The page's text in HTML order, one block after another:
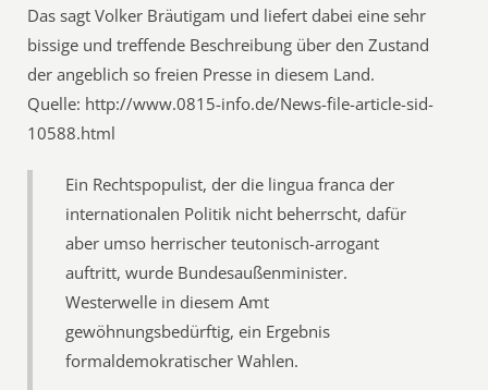
Das sagt Volker Bräutigam und liefert dabei eine sehr
bissige und treffende Beschreibung über den Zustand
der angeblich so freien Presse in diesem Land.
Quelle: http://www.0815-info.de/News-file-article-sid-
10588.html
Ein Rechtspopulist, der die lingua franca der
internationalen Politik nicht beherrscht, dafür
aber umso herrischer teutonisch-arrogant
auftritt, wurde Bundesaußenminister.
Westerwelle in diesem Amt 
gewöhnungsbedürftig, ein Ergebnis
formaldemokratischer Wahlen.